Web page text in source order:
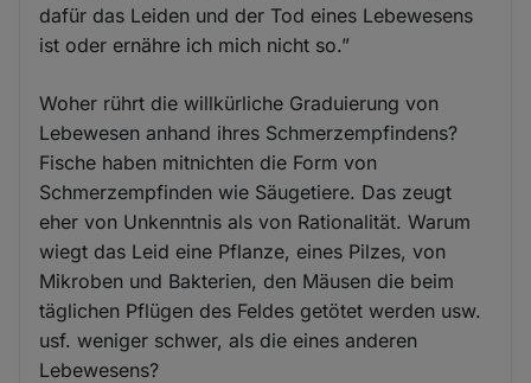
dafür das Leiden und der Tod eines Lebewesens
ist oder ernähre ich mich nicht so.”
Woher rührt die willkürliche Graduierung von
Lebewesen anhand ihres Schmerzempfindens?
Fische haben mitnichten die Form von
Schmerzempfinden wie Säugetiere. Das zeugt
eher von Unkenntnis als von Rationalität. Warum
wiegt das Leid eine Pflanze, eines Pilzes, von
Mikroben und Bakterien, den Mäusen die beim
täglichen Pflügen des Feldes getötet werden usw.
usf. weniger schwer, als die eines anderen
Lebewesens?